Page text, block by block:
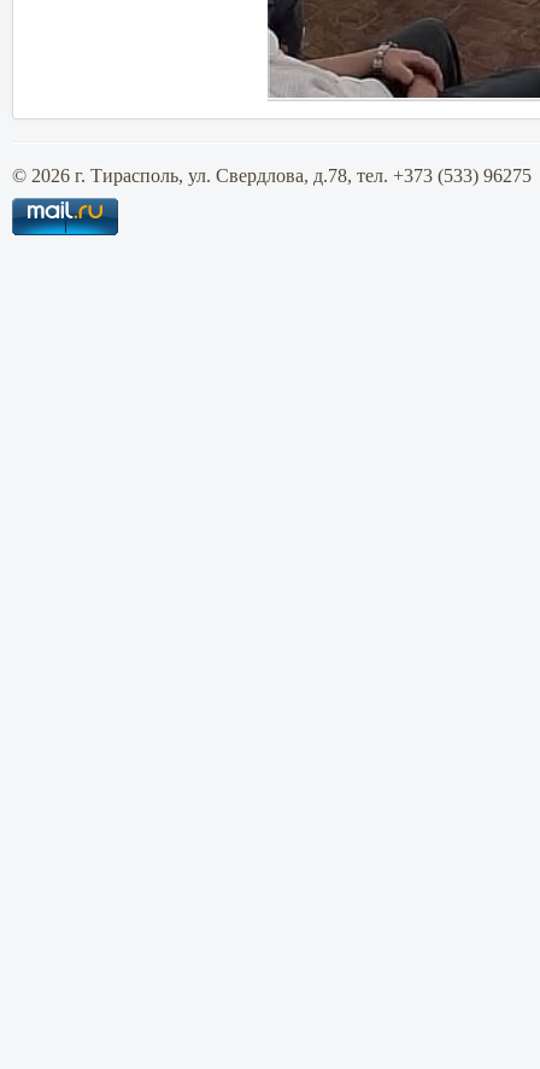
© 2026 г. Тирасполь, ул. Свердлова, д.78, тел. +373 (533) 96275